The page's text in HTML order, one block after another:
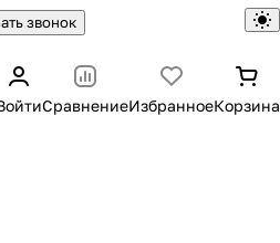
звонок
СравнениеИзбранноеКорзина